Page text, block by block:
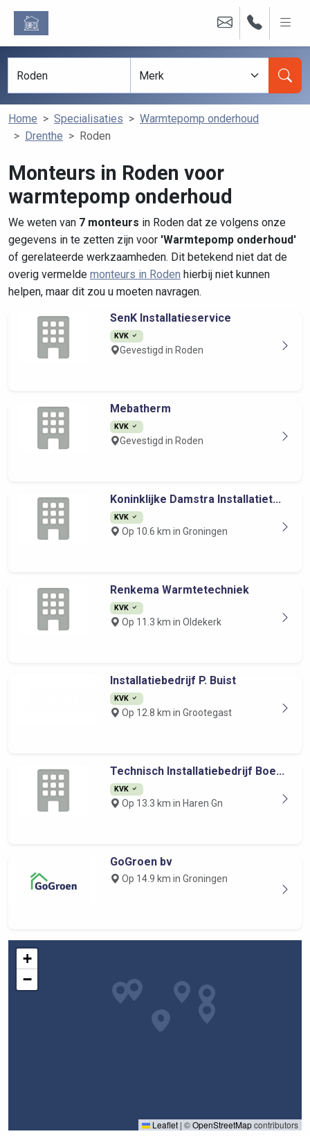
Home Specialisaties
Warmtepomp onderhoud
Drenthe
Roden
Monteurs in Roden voor
warmtepomp onderhoud
We weten van 7 monteurs in Roden dat ze volgens onze
gegevens in te zetten zijn voor 'Warmtepomp onderhoud'
of gerelateerde werkzaamheden. Dit betekend niet dat de
overig vermelde monteurs in Roden hierbij niet kunnen
helpen, maar dit zou u moeten navragen.
SenK Installatieservice
KVK
Gevestigd in Roden
Mebatherm
KVK
Gevestigd in Roden
Koninklijke Damstra Installatiet...
KVK
Op 10.6 km in Groningen
Renkema Warmtetechniek
KVK
Op 11.3 km in Oldekerk
Installatiebedrijf P. Buist
KVK
Op 12.8 km in Grootegast
Technisch Installatiebedrijf Boe...
KVK
Op 13.3 km in Haren Gn
GoGroen bv
Op 14.9 km in Groningen
+
−
Leaflet | ©OpenStreetMapcontributors